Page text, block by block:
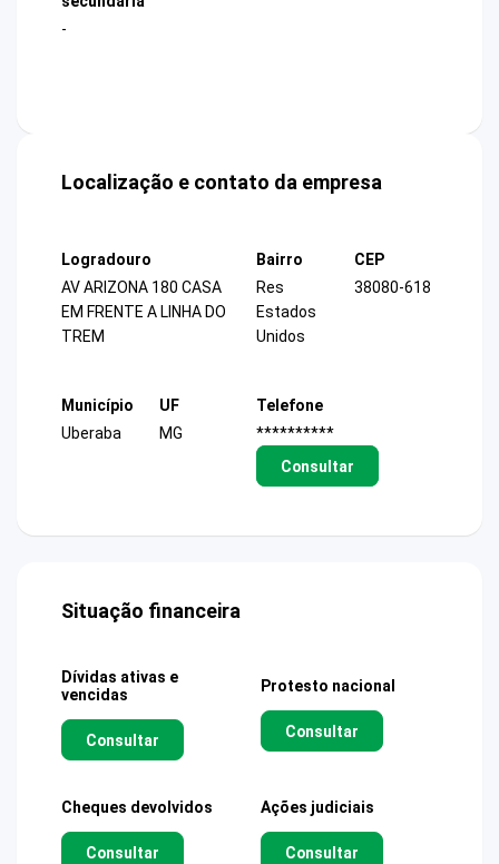
-
Localização e contato da empresa
Logradouro
AV ARIZONA 180 CASA
EM FRENTE A LINHA DO
TREM
Bairro
Res
Estados
Unidos
CEP
38080-618
Município
Uberaba
UF
MG
Telefone
**********
Consultar
Situação financeira
Dívidas ativas e
vencidas
Consultar
Protesto nacional
Consultar
Cheques devolvidos
Consultar
Ações judiciais
Consultar